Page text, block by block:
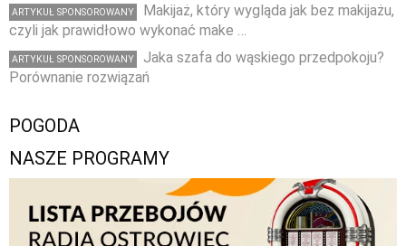
ARTYKUŁ SPONSOROWANY
Makijaż, który wygląda jak bez makijażu,
czyli jak prawidłowo wykonać make …
ARTYKUŁ SPONSOROWANY
Jaka szafa do wąskiego przedpokoju?
Porównanie rozwiązań
POGODA
NASZE PROGRAMY